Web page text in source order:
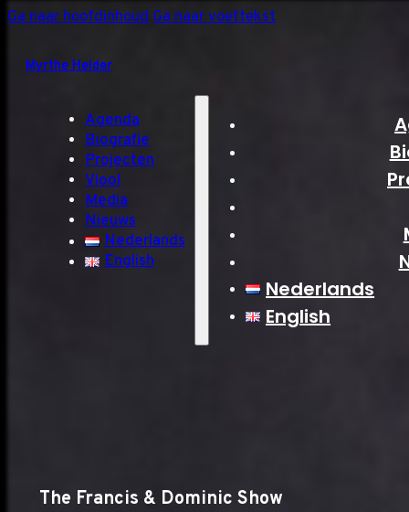
Ga naar hoofdinhoudGa naar voettekst
Myrthe Helder
Agenda
Biografie
Projecten
Viool
Media
Nieuws
Nederlands
English
Nederlands
English
The Francis & Dominic Show